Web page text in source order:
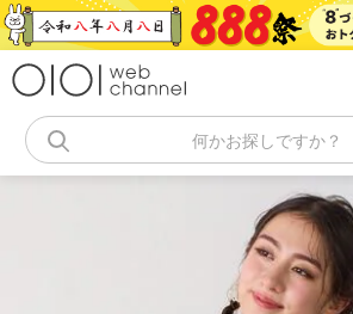
コ
ン
キ
何かお探しですか？